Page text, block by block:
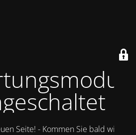
Seite! - Kommen Sie bald wieder.